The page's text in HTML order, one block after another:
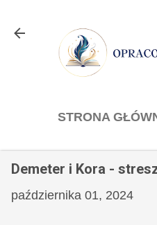
STRONA
FILMY
Demeter i Kora -
października 01, 2024